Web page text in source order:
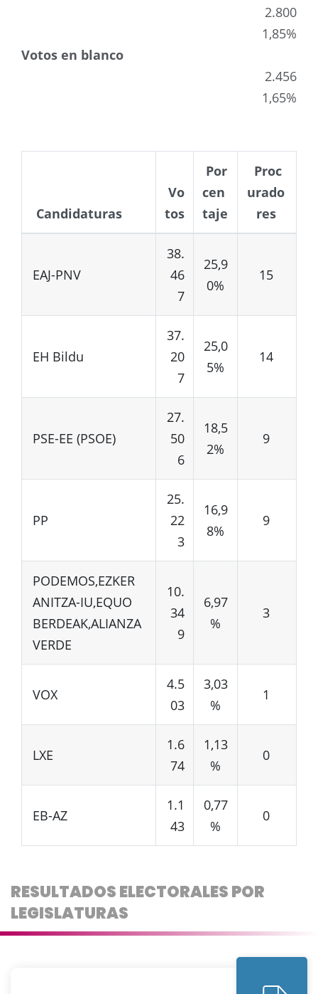
2.800
1,85%
Votos en blanco
2.456
1,65%
Candidaturas
Vo
tos
Por
cen
taje
Proc
urado
res
EAJ-PNV
38.
46
7
25,9
0%
15
EH Bildu
37.
20
7
25,0
5%
14
PSE-EE (PSOE)
27.
50
6
18,5
2%
9
PP
25.
22
3
16,9
8%
9
PODEMOS,EZKER
ANITZA-IU,EQUO
BERDEAK,ALIANZA
VERDE
10.
34
9
6,97
%
3
VOX
4.5
03
3,03
%
1
LXE
1.6
74
1,13
%
0
EB-AZ
1.1
43
0,77
%
0
RESULTADOS ELECTORALES POR
LEGISLATURAS